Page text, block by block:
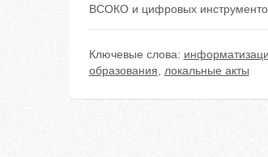
ВСОКО и цифровых
Ключевые слова:
образования
локальные акты